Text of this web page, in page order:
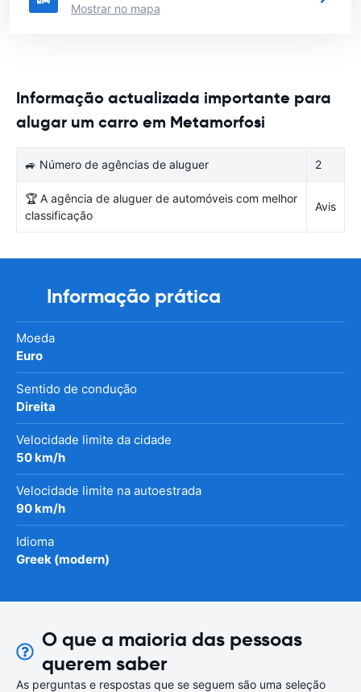
Mostrar no mapa
Informação actualizada importante para
alugar um carro em Metamorfosi
🚙 Número de agências de aluguer 2
🏆 A agência de aluguer de automóveis com melhor
classificação
Avis
Informação prática
Moeda
Euro
Sentido de condução
Direita
Velocidade limite da cidade
50 km/h
Velocidade limite na autoestrada
90 km/h
Idioma
Greek (modern)
O que a maioria das pessoas
querem saber
As perguntas e respostas que se seguem são uma seleção